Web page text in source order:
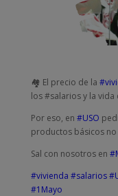
🏘️ El precio de la
los #salarios y la vida
Por eso, en #USO
productos básicos
Sal con nosotros en
#vivienda #salarios
#1Mayo